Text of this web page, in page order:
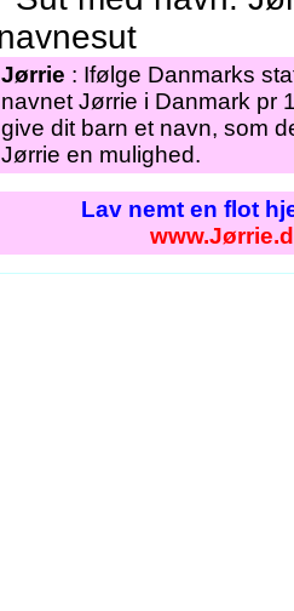
Jørrie : Ifølge Danmarks
navnet Jørrie i Danmark pr
give dit barn et navn, som
Jørrie en mulighed.
Lav nemt en flot